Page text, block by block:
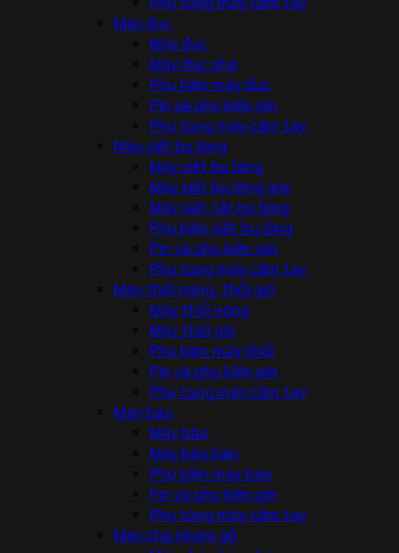
Máy đục
Máy đục
Máy đục phá
Phụ kiện máy đục
Pin và phụ kiện pin
Phụ tùng máy cầm tay
Máy siết bu lông
Máy siết bu lông
Máy siết bu lông góc
Máy siết cắt bu lông
Phụ kiện siết bu lông
Pin và phụ kiện pin
Phụ tùng máy cầm tay
Máy thổi nóng, thổi gió
Máy thổi nóng
Máy thổi gió
Phụ kiện máy thổi
Pin và phụ kiện pin
Phụ tùng máy cầm tay
Máy bào
Máy bào
Máy bào bàn
Phụ kiện máy bào
Pin và phụ kiện pin
Phụ tùng máy cầm tay
Máy chà nhám gỗ